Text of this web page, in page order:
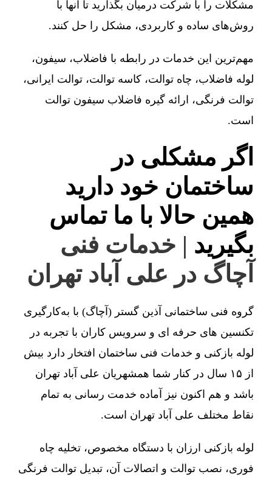
مشکلات را با شرکت درمیان بگذارید تا آنها با
روش‌های ساده و کاربردی، مشکل را حل کنند.
مهم‌ترین این خدمات در رابطه با فاضلاب، سیفون،
لوله فاضلاب، چاه توالت، کاسه توالت، توالت ایرانی،
توالت فرنگی، ارائه گیره فاضلاب سیفون توالت
است.
اگر مشکلی در
ساختمان خود دارید
همین حالا با ما تماس
بگیرید | خدمات فنی
آچاگ در علی آباد تهران
گروه فنی ساختمانی آذین گستر (آچاگ) با به‌کارگیری
تکنسین های حرفه ای و سرویس کاران با تجربه در
لوله بازکنی و خدمات فنی ساختمان افتخار دارد بیش
از ۱۵ سال در کنار شما همشهریان علی آباد تهران
باشد و هم اکنون نیز آماده خدمت رسانی به تمام
نقاط مختلف علی آباد تهران است.
لوله بازکنی ارزان با دستگاه مخصوص، تخلیه چاه
فوری، نصب توالت و اتصالات آن، تبدیل توالت فرنگی